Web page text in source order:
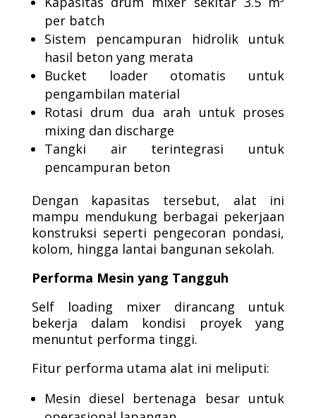
per batch
Sistem pencampuran hidrolik untuk
hasil beton yang merata
Bucket loader otomatis untuk
pengambilan material
Rotasi drum dua arah untuk proses
mixing dan discharge
Tangki air terintegrasi untuk
pencampuran beton
Dengan kapasitas tersebut, alat ini
mampu mendukung berbagai pekerjaan
konstruksi seperti pengecoran pondasi,
kolom, hingga lantai bangunan sekolah.
Performa Mesin yang Tangguh
Self loading mixer dirancang untuk
bekerja dalam kondisi proyek yang
menuntut performa tinggi.
Fitur performa utama alat ini meliputi:
Mesin diesel bertenaga besar untuk